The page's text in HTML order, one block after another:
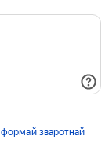
формай зваротнай